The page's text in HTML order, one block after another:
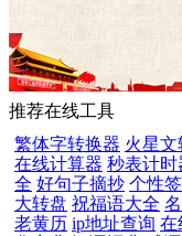
推荐在线工具
繁体字转换器 火星文
在线计算器 秒表计时
全 好句子摘抄 个性
大转盘 祝福语大全
老黄历 ip地址查询 在